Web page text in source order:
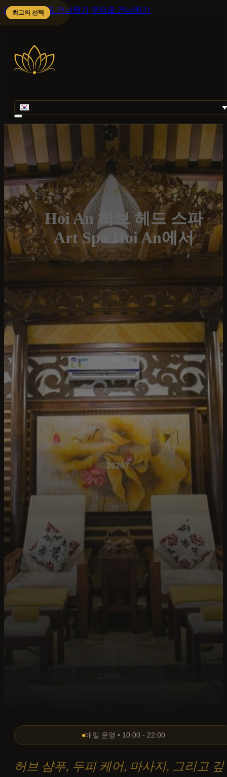
메인 콘텐츠로 건너뛰기 푸터로 건너뛰기
허브 헤드 스파 • 허브 샴푸 • 두피 케어 • 깊은 휴식
Hoi An 허브 헤드 스파
Art Spa Hoi An에서
26267조회수
매일 운영 • 10:00 - 22:00
허브 샴푸, 두피 케어, 마사지, 그리고 깊
최고의 선택
최고의 선택
최고의 선택
최고의 선택